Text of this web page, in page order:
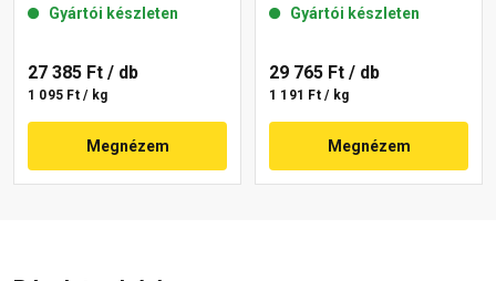
Gyártói készleten
27 385 Ft / db
1 095 Ft / kg
Megnézem
09-C 25 kg
Gyártói készleten
29 765 Ft / db
1 191 Ft / kg
Megnézem